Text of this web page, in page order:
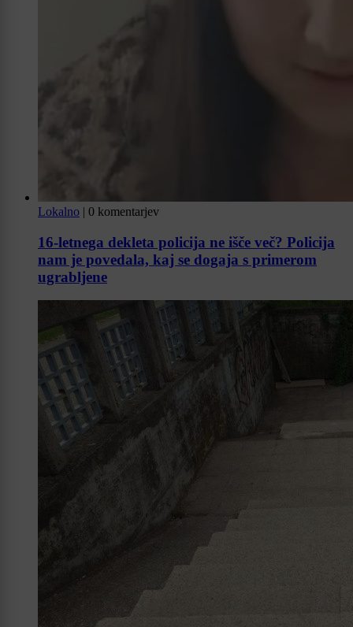
Lokalno | 0 komentarjev
16-letnega dekleta policija ne išče več? Policija
nam je povedala, kaj se dogaja s primerom
ugrabljene